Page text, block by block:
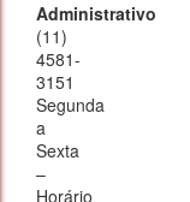
Administrativo
(11)
4581-
3151
Segunda
a
Sexta
–
Horário